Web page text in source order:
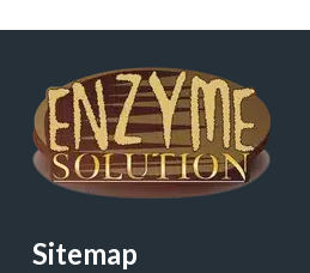
Sitemap